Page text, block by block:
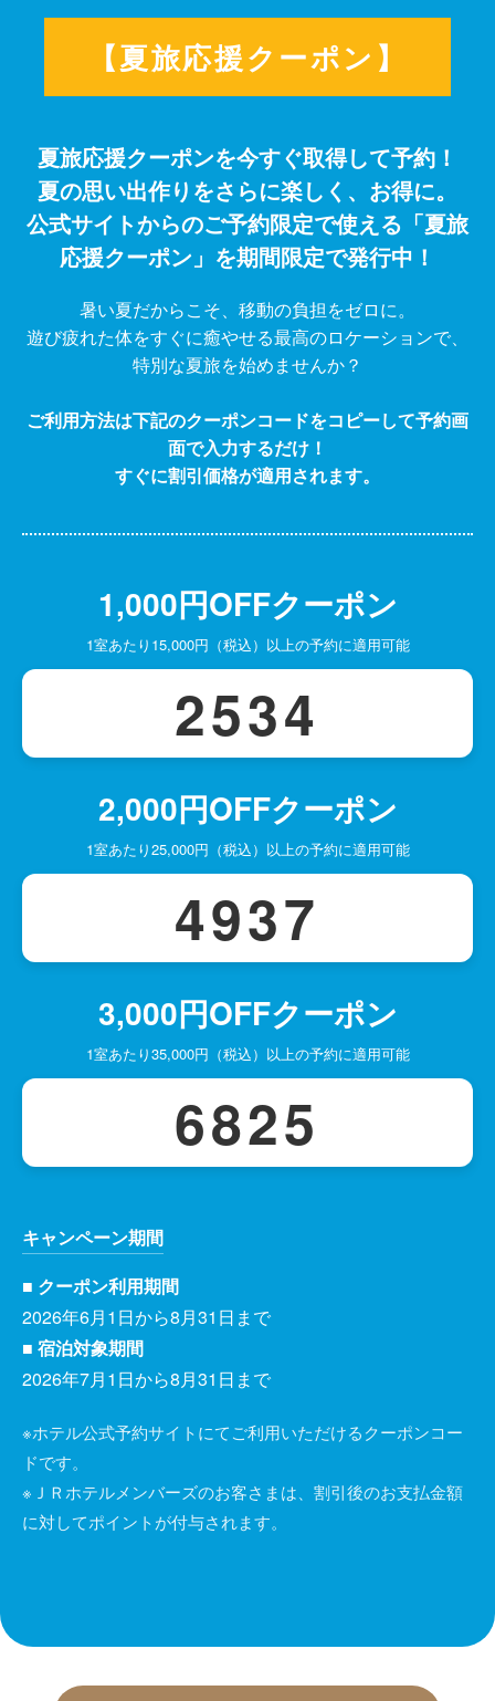
【夏旅応援クーポン】
夏旅応援クーポンを今すぐ取得して予約！
夏の思い出作りをさらに楽しく、お得に。
公式サイトからのご予約限定で使える「夏旅
応援クーポン」を期間限定で発行中！
暑い夏だからこそ、移動の負担をゼロに。
遊び疲れた体をすぐに癒やせる最高のロケーションで、
特別な夏旅を始めませんか？
ご利用方法は下記のクーポンコードをコピーして予約画
面で入力するだけ！
すぐに割引価格が適用されます。
1,000円OFFクーポン
1室あたり15,000円（税込）以上の予約に適用可能
2534
2,000円OFFクーポン
1室あたり25,000円（税込）以上の予約に適用可能
4937
3,000円OFFクーポン
1室あたり35,000円（税込）以上の予約に適用可能
6825
キャンペーン期間
■ クーポン利用期間
2026年6月1日から8月31日まで
■ 宿泊対象期間
2026年7月1日から8月31日まで
※ホテル公式予約サイトにてご利用いただけるクーポンコー
ドです。
※ＪＲホテルメンバーズのお客さまは、割引後のお支払金額
に対してポイントが付与されます。